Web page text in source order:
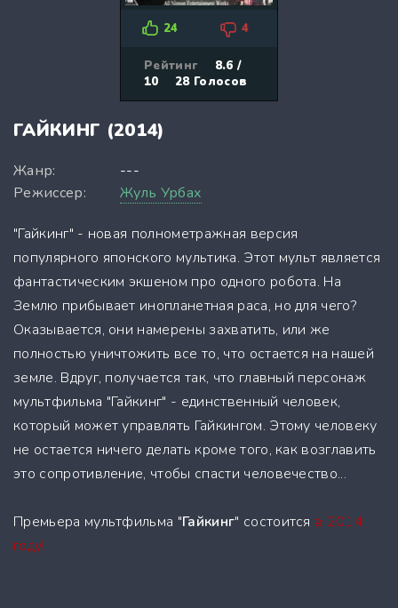
24 4
Рейтинг
8.6 /
10
28Голосов
ГАЙКИНГ (2014)
Жанр:
---
Режиссер:
Жуль Урбах
"Гайкинг" - новая полнометражная версия
популярного японского мультика. Этот мульт является
фантастическим экшеном про одного робота. На
Землю прибывает инопланетная раса, но для чего?
Оказывается, они намерены захватить, или же
полностью уничтожить все то, что остается на нашей
земле. Вдруг, получается так, что главный персонаж
мультфильма "Гайкинг" - единственный человек,
который может управлять Гайкингом. Этому человеку
не остается ничего делать кроме того, как возглавить
это сопротивление, чтобы спасти человечество...
Премьера мультфильма "Гайкинг" состоится в 2014
году!